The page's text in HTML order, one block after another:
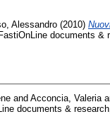
Alessandro (2010)
documents &
and Acconcia, Valeria
documents &